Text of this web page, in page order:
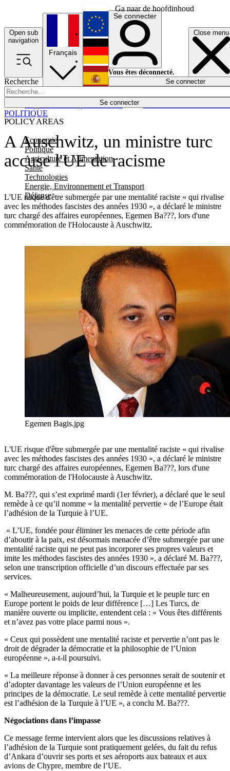
Ga naar de hoofdinhoud
Open sub
navigation
Close menu
Recherche
Se connecter
POLICY AREAS
Economie
Politique
Agriculture et Alimentation
Santé
Technologies
Energie, Environnement et Transport
Défense
Économie
Français
English
Deutsch
Español
Se connecter
Vous êtes déconnecté.
Se connecter
A Auschwitz, un ministre turc
accuse l'UE de racisme
L'UE risque d'être submergée par une mentalité raciste « qui rivalise
avec les méthodes fascistes des années 1930 », a déclaré le ministre
turc chargé des affaires européennes, Egemen Ba???, lors d'une
commémoration de l'Holocauste à Auschwitz.
POLITIQUE
Egemen Bagis.jpg
L'UE risque d'être submergée par une mentalité raciste « qui rivalise
avec les méthodes fascistes des années 1930 », a déclaré le ministre
turc chargé des affaires européennes, Egemen Ba???, lors d'une
commémoration de l'Holocauste à Auschwitz.
M. Ba???, qui s’est exprimé mardi (1er février), a déclaré que le seul
remède à ce qu’il nomme « la mentalité pervertie » de l’Europe était
l’adhésion de la Turquie à l’UE.
« L’UE, fondée pour éliminer les menaces de cette période afin
d’aboutir à la paix, est désormais menacée d’être submergée par une
mentalité raciste qui ne peut pas incorporer ses propres valeurs et
imite les méthodes fascistes des années 1930 », a déclaré M. Ba???,
selon une transcription officielle d’un discours effectuée par ses
services.
« Malheureusement, aujourd’hui, la Turquie et le peuple turc en
Europe portent le poids de leur différence […] Les Turcs, de
manière ouverte ou implicite, entendent cela : « Vous êtes différents
et n’avez pas votre place parmi nous ».
« Ceux qui possèdent une mentalité raciste et pervertie n’ont pas le
droit de dégrader la démocratie et la philosophie de l’Union
européenne », a-t-il poursuivi.
« La meilleure réponse à donner à ces personnes serait de soutenir et
d’adopter davantage les valeurs de l’Union européenne et les
principes de la démocratie. Le seul remède à cette mentalité pervertie
est l’adhésion de la Turquie à l’UE », a conclu M. Ba???.
Négociations dans l’impasse
Ce message ferme intervient alors que les discussions relatives à
l’adhésion de la Turquie sont pratiquement gelées, du fait du refus
d’Ankara d’ouvrir ses ports et ses aéroports aux bateaux et aux
avions de Chypre, membre de l’UE.